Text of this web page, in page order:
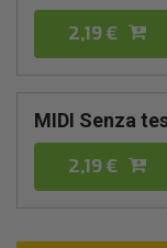
2,19 €
MIDI Senza
2,19 €